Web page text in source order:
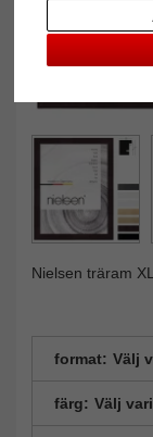
Nielsen träram
format: Välj
färg: Välj